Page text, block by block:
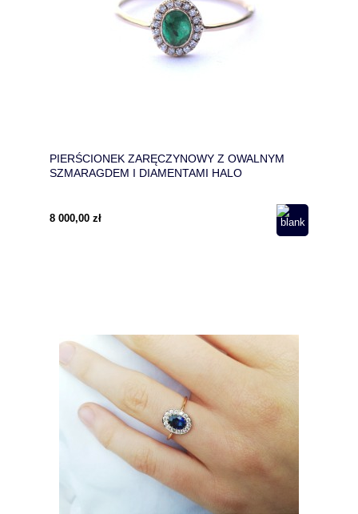
PIERŚCIONEK ZARĘCZYNOWY Z OWALNYM
SZMARAGDEM I DIAMENTAMI HALO
8 000,00 zł